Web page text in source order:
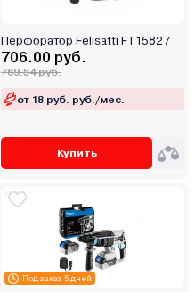
Перфоратор Felisatti FT15827
706.00 руб.
769.54 руб.
от 18 руб. руб./мес.
Купить
Под заказ 5 дней